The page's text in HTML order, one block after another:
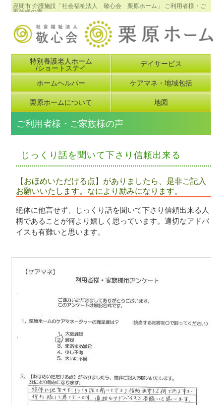
座間市 介護施設「社会福祉法人 敬心会 栗原ホーム」 ご利用者様・ご
家族様の声
特別養護老人ホーム
/ショートステイ
デイサービス
ホームヘルパー ケアマネ・地域包括
栗原ホームについて 地図
ご利用者様・ご家族様の声
じっくり話を聞いて下さり信頼出来る
【おほめいただける点】がありましたら、是非ご記入
お願いいたします。なにより励みになります。
絶体に他言せず、じっくり話を聞いて下さり信頼出来る人
柄であることが何より嬉しく思っています。適切なアドバ
イスも有難いと思います。